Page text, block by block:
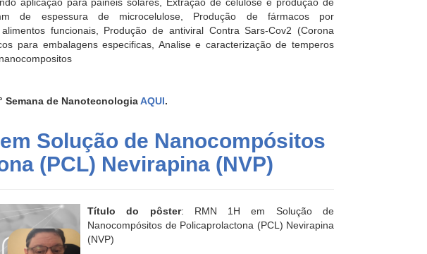
aplicação para painéis solares, Extração de celulose e produção de
de espessura de microcelulose, Produção de fármacos por
funcionais, Produção de antiviral Contra Sars-Cov2 (Corona
para embalagens especificas, Analise e caracterização de temperos
Semana de NanotecnologiaAQUI.
Solução de Nanocompósitos
(PCL) Nevirapina (NVP)
Título do pôster: RMN 1H em Solução de
Nanocompósitos de Policaprolactona (PCL) Nevirapina
(NVP)